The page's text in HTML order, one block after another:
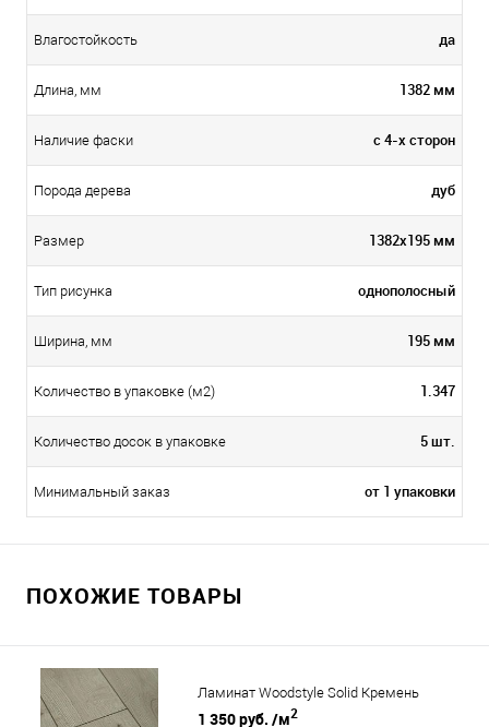
Влагостойкость да
Длина, мм 1382 мм
Наличие фаски с 4-х сторон
Порода дерева дуб
Размер 1382х195 мм
Тип рисунка однополосный
Ширина, мм 195 мм
Количество в упаковке (м2) 1.347
Количество досок в упаковке 5 шт.
Минимальный заказ от 1 упаковки
ПОХОЖИЕ ТОВАРЫ
Ламинат Woodstyle Solid Кремень
1 350 руб. /м2